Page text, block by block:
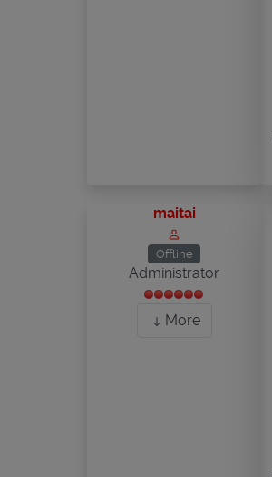
maitai
Offline
Administrator
More